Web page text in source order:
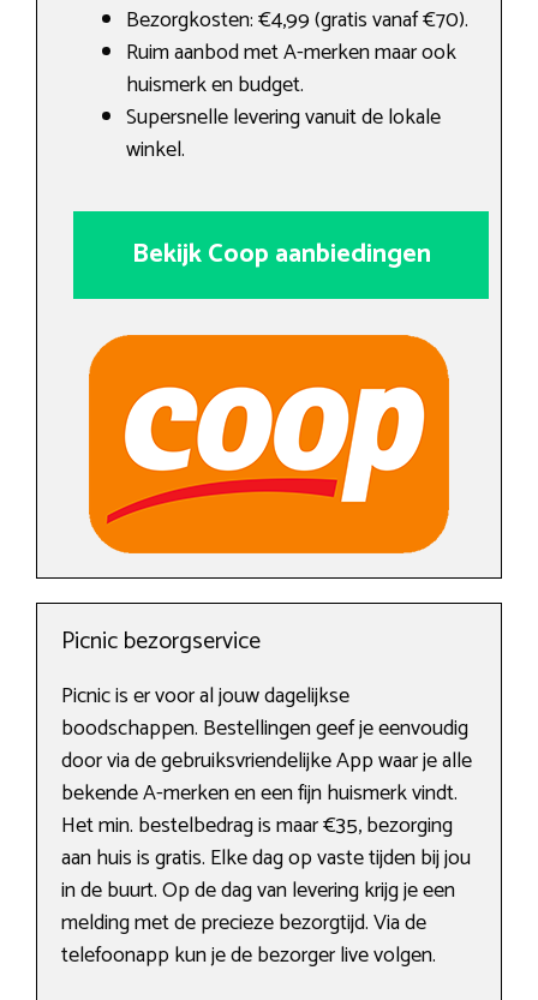
Bezorgkosten: €4,99 (gratis vanaf €70).
Ruim aanbod met A-merken maar ook
huismerk en budget.
Supersnelle levering vanuit de lokale
winkel.
Bekijk Coop aanbiedingen
Picnic bezorgservice
Picnic is er voor al jouw dagelijkse
boodschappen. Bestellingen geef je eenvoudig
door via de gebruiksvriendelijke App waar je alle
bekende A-merken en een fijn huismerk vindt.
Het min. bestelbedrag is maar €35, bezorging
aan huis is gratis. Elke dag op vaste tijden bij jou
in de buurt. Op de dag van levering krijg je een
melding met de precieze bezorgtijd. Via de
telefoonapp kun je de bezorger live volgen.